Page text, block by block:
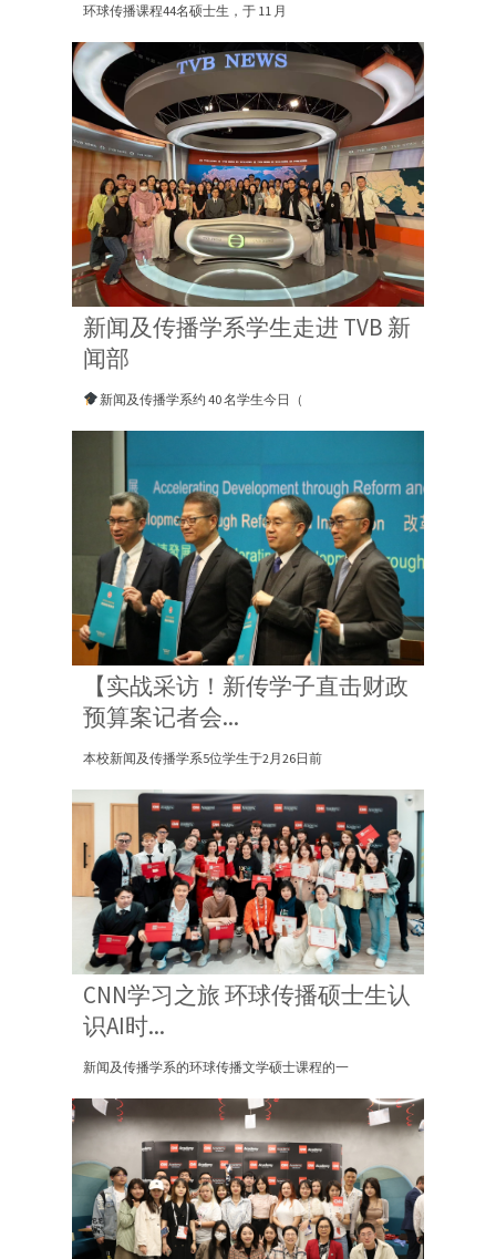
环球传播课程44名硕士生，于 11 月
新闻及传播学系学生走进 TVB 新
闻部
新闻及传播学系约 40 名学生今日（
【实战采访！新传学子直击财政
预算案记者会...
本校新闻及传播学系5位学生于2月26日前
CNN学习之旅 环球传播硕士生认
识AI时...
新闻及传播学系的环球传播文学硕士课程的一